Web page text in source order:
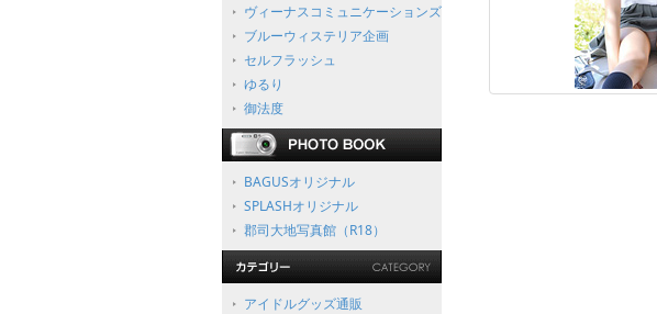
ヴィーナスコミュニケーションズ
ブルーウィステリア企画
セルフラッシュ
ゆるり
御法度
BAGUSオリジナル
SPLASHオリジナル
郡司大地写真館（R18）
アイドルグッズ通販